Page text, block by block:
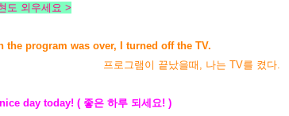
도 외우세요 >
the program was over, I turned off the TV.
프로그램이 끝났을때, 나는 TV를 켰다.
day today! ( 좋은 하루 되세요! )